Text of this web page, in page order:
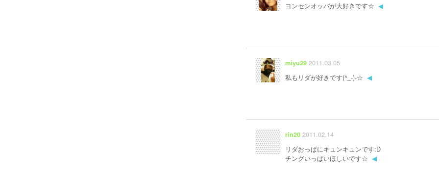
ヨンセンオッパが大好きです☆ ◀
miyu29 2011.03.05
私もリダが好きです(^_-)-☆ ◀
rin20 2011.02.14
リダおっぱにキュンキュンです:D
チングいっぱいほしいです☆ ◀